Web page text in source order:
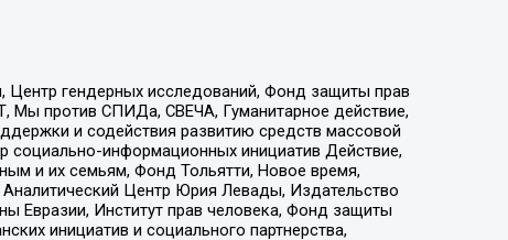
Центр гендерных исследований, Фонд защиты прав
Мы против СПИДа, СВЕЧА, Гуманитарное действие,
и содействия развитию средств массовой
социально-информационных инициатив Действие,
и их семьям, Фонд Тольятти, Новое время,
Центр Юрия Левады, Издательство
Евразии, Институт прав человека, Фонд защиты
инициатив и социального партнерства,